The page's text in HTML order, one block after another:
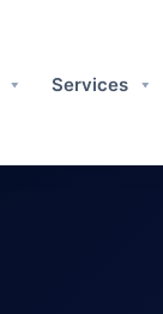
Services